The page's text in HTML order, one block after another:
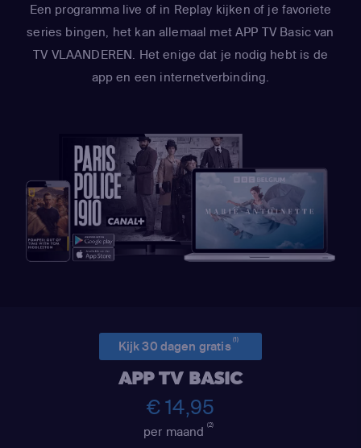
Een programma live of in Replay kijken of je favoriete
series bingen, het kan allemaal met APP TV Basic van
TV VLAANDEREN. Het enige dat je nodig hebt is de
app en een internetverbinding.
Kijk 30 dagen gratis(1)
APP TV BASIC
€ 14,95
per maand(2)